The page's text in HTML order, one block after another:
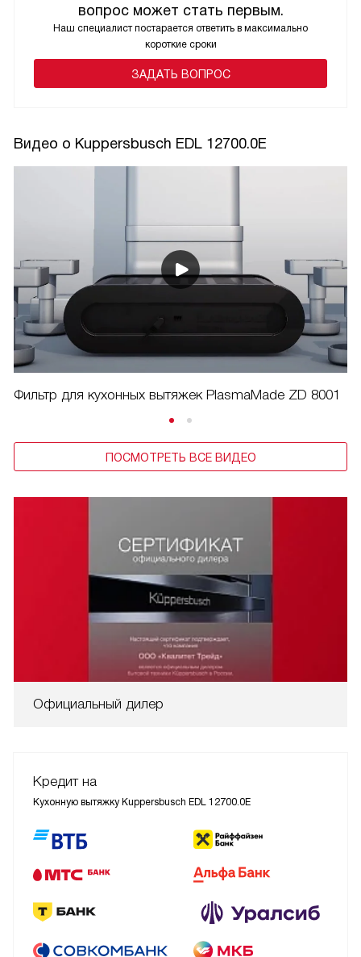
вопрос может стать первым.
Наш специалист постарается ответить в максимально
короткие сроки
ЗАДАТЬ ВОПРОС
Видео о Kuppersbusch EDL 12700.0E
Фильтр для кухонных вытяжек PlasmaMade ZD 8001
ПОСМОТРЕТЬ ВСЕ ВИДЕО
Официальный дилер
Кредит на
Кухонную вытяжку Kuppersbusch EDL 12700.0E